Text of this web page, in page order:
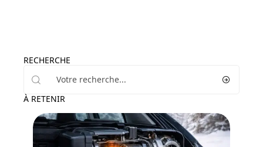
RECHERCHE
À RETENIR